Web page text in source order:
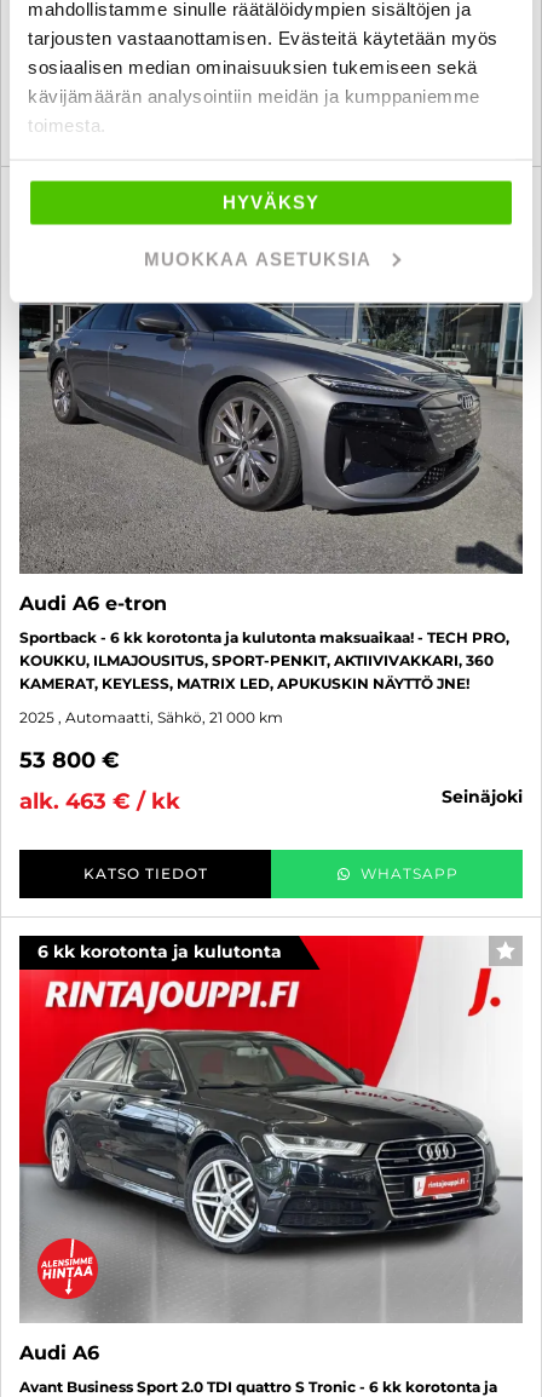
mahdollistamme sinulle räätälöidympien sisältöjen ja
tarjousten vastaanottamisen. Evästeitä käytetään myös
sosiaalisen median ominaisuuksien tukemiseen sekä
kävijämäärän analysointiin meidän ja kumppaniemme
toimesta.
HYVÄKSY
MUOKKAA ASETUKSIA
32 470 €31 299 €
alk. 283 € / kk
helsinki
KATSO TIEDOT
6 kk korotonta ja kulutonta
Audi A6 e-tron
Sportback - 6 kk korotonta ja kulutonta maksuaikaa! - TECH PRO,
KOUKKU, ILMAJOUSITUS, SPORT-PENKIT, AKTIIVIVAKKARI, 360
KAMERAT, KEYLESS, MATRIX LED, APUKUSKIN NÄYTTÖ JNE!
2025 , Automaatti, Sähkö, 21 000 km
53 800 €
alk. 463 € / kk
seinäjoki
KATSO TIEDOT WHATSAPP
6 kk korotonta ja kulutonta
Audi A6
Avant Business Sport 2.0 TDI quattro S Tronic - 6 kk korotonta ja